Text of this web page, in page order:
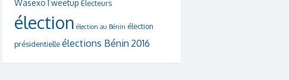
WasexoTweetup Électeurs
élection élection au Bénin élection
présidentielleélections Bénin 2016